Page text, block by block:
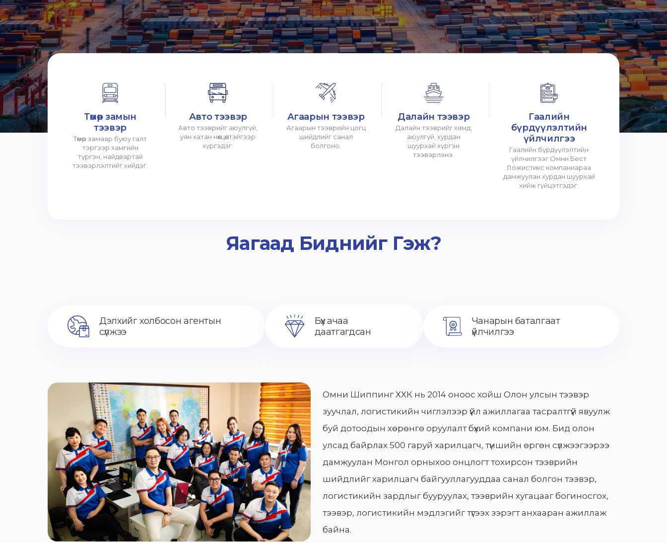
Төмөр замын
тээвэр
Төмөр замаар буюу галт
тэргээр хамгийн
түргэн, найдвартай
тээвэрлэлтийг хийдэг.
Авто тээвэр
Авто тээврийг аюулгүй,
уян хатан нөхцөлтэйгээр
хүргэдэг.
Агаарын тээвэр
Агаарын тээврийн цогц
шийдлийг санал
болгоно.
Далайн тээвэр
Далайн тээврийг хямд,
аюулгүй, хурдан
шуурхай хүргэн
тээвэрлэнэ.
Гаалийн
бүрдүүлэлтийн
үйлчилгээ
Гаалийн бүрдүүлэлтийн
үйлчилгээг Омни Бест
Ложистикс компаниараа
дамжуулан хурдан шуурхай
хийж гүйцэтгэдэг.
Яагаад Биднийг Гэж?
Дэлхийг холбосон агентын
сүлжээ
Бүх ачаа
даатгагдсан
Чанарын баталгаат
үйлчилгээ
Омни Шиппинг ХХК нь 2014 оноос хойш Олон улсын тээвэр
зуучлал, логистикийн чиглэлээр үйл ажиллагаа тасралтгүй явуулж
буй дотоодын хөрөнгө оруулалт бүхий компани юм. Бид олон
улсад байрлах 500 гаруй харилцагч, түншийн өргөн сүлжээгээрээ
дамжуулан Монгол орныхоо онцлогт тохирсон тээврийн
шийдлийг харилцагч байгууллагууддаа санал болгон тээвэр,
логистикийн зардлыг бууруулах, тээврийн хугацааг богиносгох,
тээвэр, логистикийн мэдлэгийг түгээх зэрэгт анхааран ажиллаж
байна.